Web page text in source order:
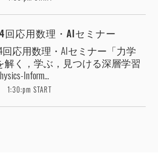
回応用数理・AIセミナー
回応用数理・AIセミナー「力学
解く，学ぶ，見つける深層学習
Inform...
1:30:pm START